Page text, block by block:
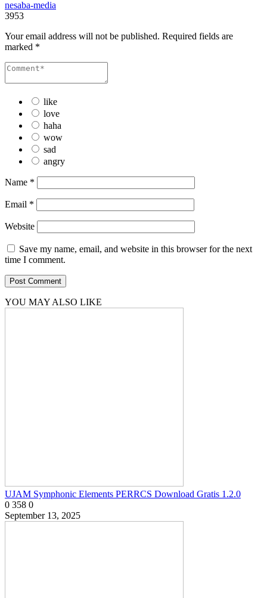
nesaba-media
3953
Your email address will not be published. Required fields are
marked *
like
love
haha
wow
sad
angry
Name *
Email *
Website
Save my name, email, and website in this browser for the next
time I comment.
YOU MAY ALSO LIKE
UJAM Symphonic Elements PERRCS Download Gratis 1.2.0
0 358 0
September 13, 2025